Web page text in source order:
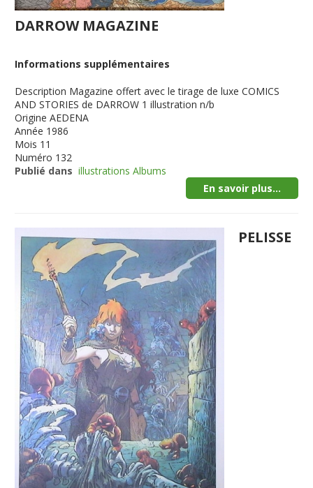
DARROW MAGAZINE
Informations supplémentaires
Description Magazine offert avec le tirage de luxe COMICS
AND STORIES de DARROW 1 illustration n/b
Origine AEDENA
Année 1986
Mois 11
Numéro 132
Publié dans illustrations Albums
En savoir plus...
PELISSE